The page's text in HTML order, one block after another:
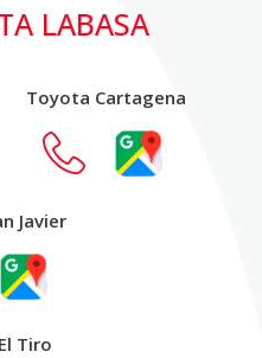
LABASA
Toyota Cartagena
Javier
Tiro